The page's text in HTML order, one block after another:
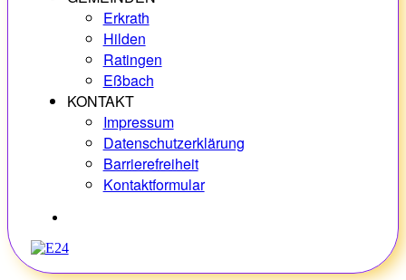
Erkrath
Hilden
Ratingen
Eßbach
KONTAKT
Impressum
Datenschutzerklärung
Barrierefreiheit
Kontaktformular